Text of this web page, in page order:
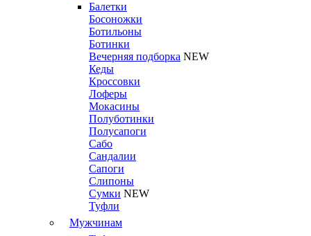
Балетки
Босоножки
Ботильоны
Ботинки
Вечерняя подборка NEW
Кеды
Кроссовки
Лоферы
Мокасины
Полуботинки
Полусапоги
Сабо
Сандалии
Сапоги
Слипоны
Сумки NEW
Туфли
Мужчинам